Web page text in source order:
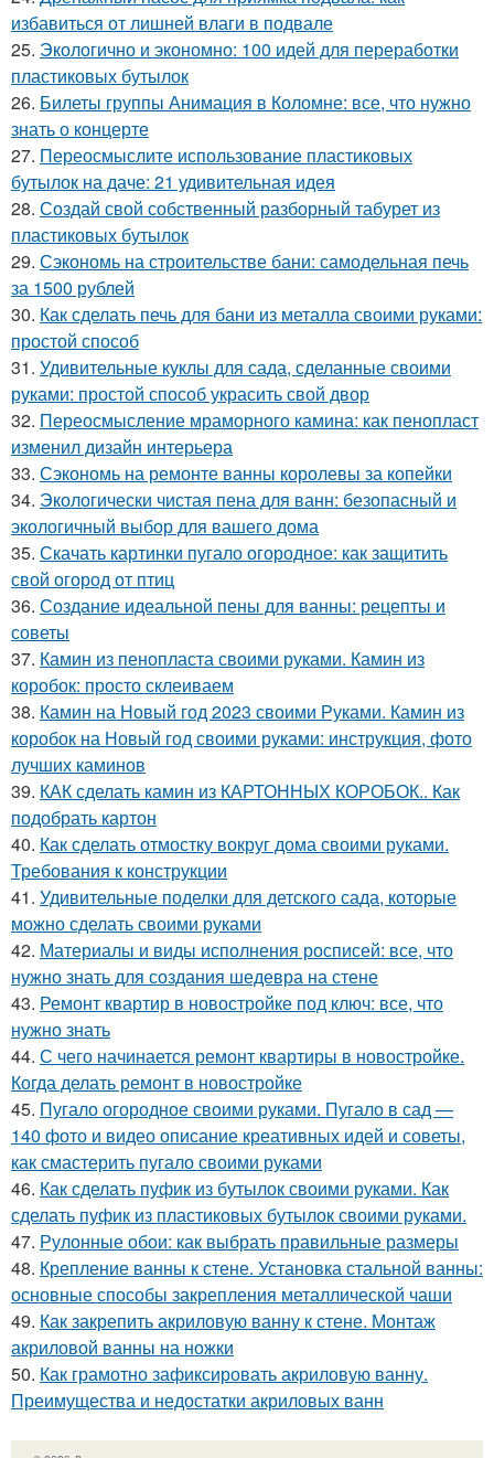
избавиться от лишней влаги в подвале
25. Экологично и экономно: 100 идей для переработки
пластиковых бутылок
26. Билеты группы Анимация в Коломне: все, что нужно
знать о концерте
27. Переосмыслите использование пластиковых
бутылок на даче: 21 удивительная идея
28. Создай свой собственный разборный табурет из
пластиковых бутылок
29. Сэкономь на строительстве бани: самодельная печь
за 1500 рублей
30. Как сделать печь для бани из металла своими руками:
простой способ
31. Удивительные куклы для сада, сделанные своими
руками: простой способ украсить свой двор
32. Переосмысление мраморного камина: как пенопласт
изменил дизайн интерьера
33. Сэкономь на ремонте ванны королевы за копейки
34. Экологически чистая пена для ванн: безопасный и
экологичный выбор для вашего дома
35. Скачать картинки пугало огородное: как защитить
свой огород от птиц
36. Создание идеальной пены для ванны: рецепты и
советы
37. Камин из пенопласта своими руками. Камин из
коробок: просто склеиваем
38. Камин на Новый год 2023 своими Руками. Камин из
коробок на Новый год своими руками: инструкция, фото
лучших каминов
39. КАК сделать камин из КАРТОННЫХ КОРОБОК.. Как
подобрать картон
40. Как сделать отмостку вокруг дома своими руками.
Требования к конструкции
41. Удивительные поделки для детского сада, которые
можно сделать своими руками
42. Материалы и виды исполнения росписей: все, что
нужно знать для создания шедевра на стене
43. Ремонт квартир в новостройке под ключ: все, что
нужно знать
44. С чего начинается ремонт квартиры в новостройке.
Когда делать ремонт в новостройке
45. Пугало огородное своими руками. Пугало в сад —
140 фото и видео описание креативных идей и советы,
как смастерить пугало своими руками
46. Как сделать пуфик из бутылок своими руками. Как
сделать пуфик из пластиковых бутылок своими руками.
47. Рулонные обои: как выбрать правильные размеры
48. Крепление ванны к стене. Установка стальной ванны:
основные способы закрепления металлической чаши
49. Как закрепить акриловую ванну к стене. Монтаж
акриловой ванны на ножки
50. Как грамотно зафиксировать акриловую ванну.
Преимущества и недостатки акриловых ванн